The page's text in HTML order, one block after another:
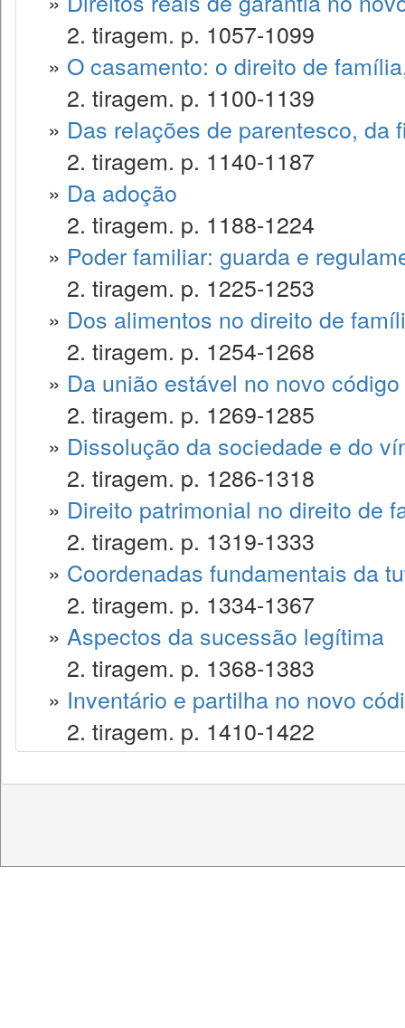
2. tiragem. p. 1057-1099
» O casamento: o direito de
2. tiragem. p. 1100-1139
» Das relações de parentesco,
2. tiragem. p. 1140-1187
» Da adoção
2. tiragem. p. 1188-1224
» Poder familiar: guarda e
2. tiragem. p. 1225-1253
» Dos alimentos no direito de
2. tiragem. p. 1254-1268
» Da união estável no novo
2. tiragem. p. 1269-1285
» Dissolução da sociedade e do
2. tiragem. p. 1286-1318
» Direito patrimonial no direito de
2. tiragem. p. 1319-1333
» Coordenadas fundamentais da
2. tiragem. p. 1334-1367
» Aspectos da sucessão legítima
2. tiragem. p. 1368-1383
» Inventário e partilha no novo
2. tiragem. p. 1410-1422